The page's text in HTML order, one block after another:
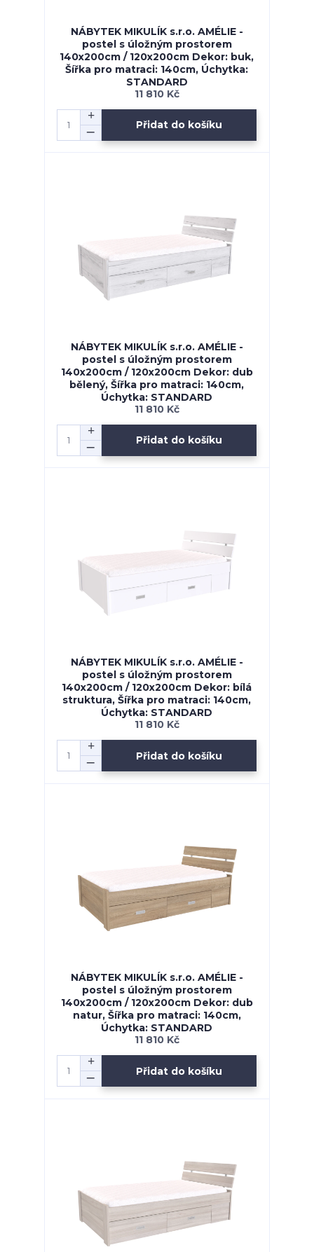
NÁBYTEK MIKULÍK s.r.o. AMÉLIE -
postel s úložným prostorem
140x200cm / 120x200cm Dekor: buk,
Šířka pro matraci: 140cm, Úchytka:
STANDARD
11 810 Kč
Přidat do košíku
NÁBYTEK MIKULÍK s.r.o. AMÉLIE -
postel s úložným prostorem
140x200cm / 120x200cm Dekor: dub
bělený, Šířka pro matraci: 140cm,
Úchytka: STANDARD
11 810 Kč
Přidat do košíku
NÁBYTEK MIKULÍK s.r.o. AMÉLIE -
postel s úložným prostorem
140x200cm / 120x200cm Dekor: bílá
struktura, Šířka pro matraci: 140cm,
Úchytka: STANDARD
11 810 Kč
Přidat do košíku
NÁBYTEK MIKULÍK s.r.o. AMÉLIE -
postel s úložným prostorem
140x200cm / 120x200cm Dekor: dub
natur, Šířka pro matraci: 140cm,
Úchytka: STANDARD
11 810 Kč
Přidat do košíku